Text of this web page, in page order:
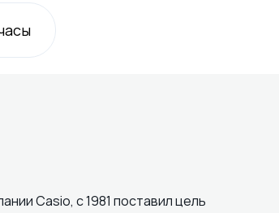
Casio, с 1981 поставил цель